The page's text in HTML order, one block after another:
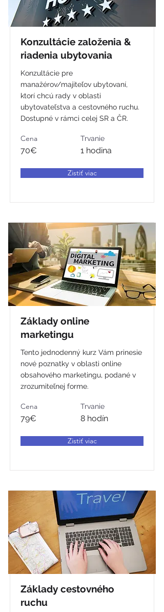
Konzultácie založenia &
riadenia ubytovania
Konzultácie pre
manažérov/majiteľov ubytovaní,
ktorí chcú rady v oblasti
ubytovateľstva a cestovného ruchu.
Dostupné v rámci celej SR a ČR.
Cena
70€
Trvanie
1 hodina
Zistiť viac
Základy online
marketingu
Tento jednodenný kurz Vám prinesie
nové poznatky v oblasti online
obsahového marketingu, podané v
zrozumiteľnej forme.
Cena
79€
Trvanie
8 hodín
Zistiť viac
Základy cestovného
ruchu